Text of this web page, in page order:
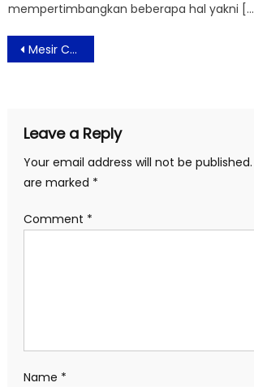
mempertimbangkan beberapa hal yakni […]
Post
navigation
Mesir Cabut Aturan Pembatasan Covid-19 Mulai 1 Juni
Leave a Reply
Your email address will not be published.
are marked *
Comment *
Name *